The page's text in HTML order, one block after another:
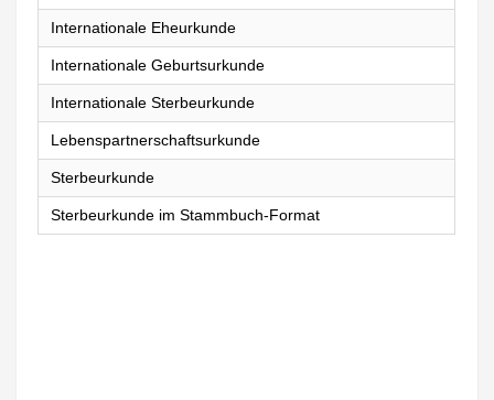
Internationale Eheurkunde
Internationale Geburtsurkunde
Internationale Sterbeurkunde
Lebenspartnerschaftsurkunde
Sterbeurkunde
Sterbeurkunde im Stammbuch-Format